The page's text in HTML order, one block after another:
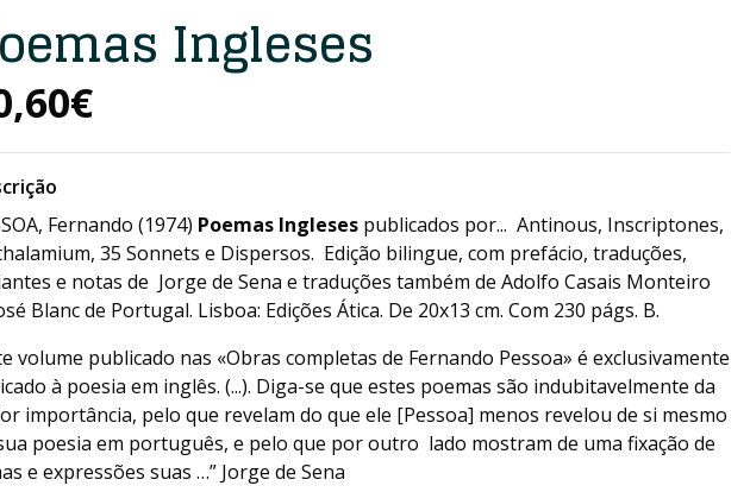
Ingleses
Fernando (1974) Poemas Ingleses publicados por... Antinous, Inscriptones,
35 Sonnets e Dispersos. Edição bilingue, com prefácio, traduções,
e notas de Jorge de Sena e traduções também de Adolfo Casais Monteiro
Blanc de Portugal. Lisboa: Edições Ática. De 20x13 cm. Com 230 págs. B.
volume publicado nas «Obras completas de Fernando Pessoa» é exclusivamente
à poesia em inglês. (...). Diga-se que estes poemas são indubitavelmente da
importância, pelo que revelam do que ele [Pessoa] menos revelou de si mesmo
poesia em português, e pelo que por outro lado mostram de uma fixação de
e expressões suas …” Jorge de Sena